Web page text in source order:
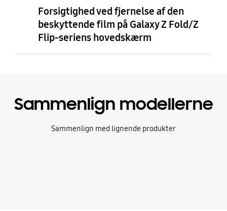
Forsigtighed ved fjernelse af den
beskyttende film på Galaxy Z Fold/Z
Flip-seriens hovedskærm
Sammenlign modellerne
Sammenlign med lignende produkter